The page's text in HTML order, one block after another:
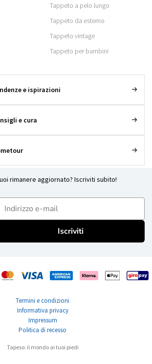
Tappeto a pelo lungo
Tappeto da esterno
Tappeto vintage
Tappeto per bambini
e ispirazioni
e cura
rimanere aggiornato? Iscriviti subito!
mailadres
Iscriviti
Termini e condizioni
Informativa privacy
Impressum
Politica di recesso
Tapeso: il mondo ai tuoi piedi